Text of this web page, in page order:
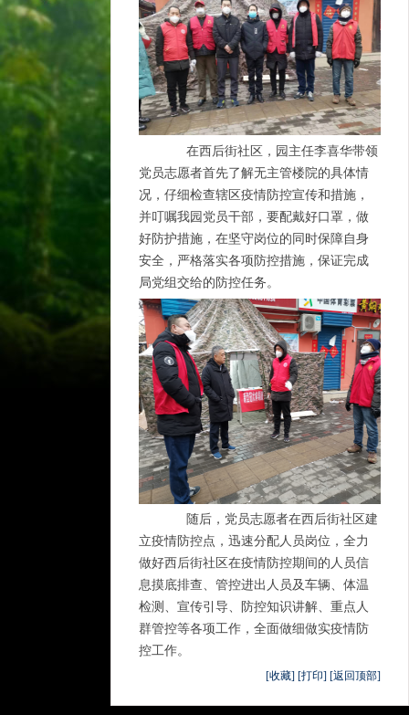
在西后街社区，园主任李喜华带领
党员志愿者首先了解无主管楼院的具体情
况，仔细检查辖区疫情防控宣传和措施，
并叮嘱我园党员干部，要配戴好口罩，做
好防护措施，在坚守岗位的同时保障自身
安全，严格落实各项防控措施，保证完成
局党组交给的防控任务。
随后，党员志愿者在西后街社区建
立疫情防控点，迅速分配人员岗位，全力
做好西后街社区在疫情防控期间的人员信
息摸底排查、管控进出人员及车辆、体温
检测、宣传引导、防控知识讲解、重点人
群管控等各项工作，全面做细做实疫情防
控工作。
[收藏] [打印] [返回顶部]